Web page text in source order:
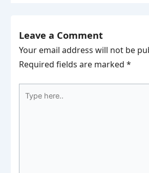
Leave a Comment
Your email address will not be
Required fields are marked *
Type